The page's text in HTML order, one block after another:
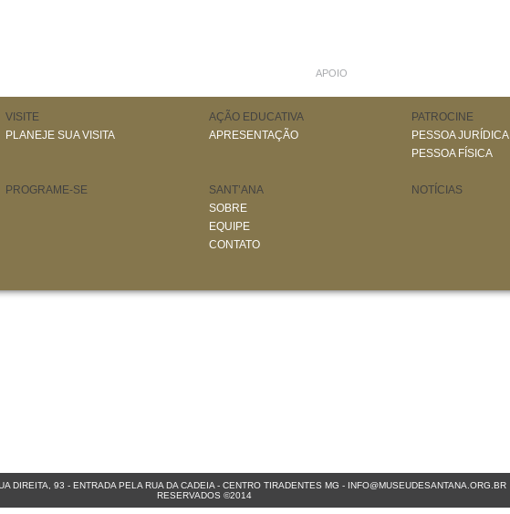
APOIO
VISITE
PLANEJE SUA VISITA
AÇÃO EDUCATIVA
APRESENTAÇÃO
PATROCINE
PESSOA JURÍDICA
PESSOA FÍSICA
PROGRAME-SE
SANT’ANA
SOBRE
EQUIPE
CONTATO
NOTÍCIAS
DIREITA, 93 - ENTRADA PELA RUA DA CADEIA - CENTRO TIRADENTES MG - INFO@MUSEUDESANTANA.ORG.BR
RESERVADOS ©2014